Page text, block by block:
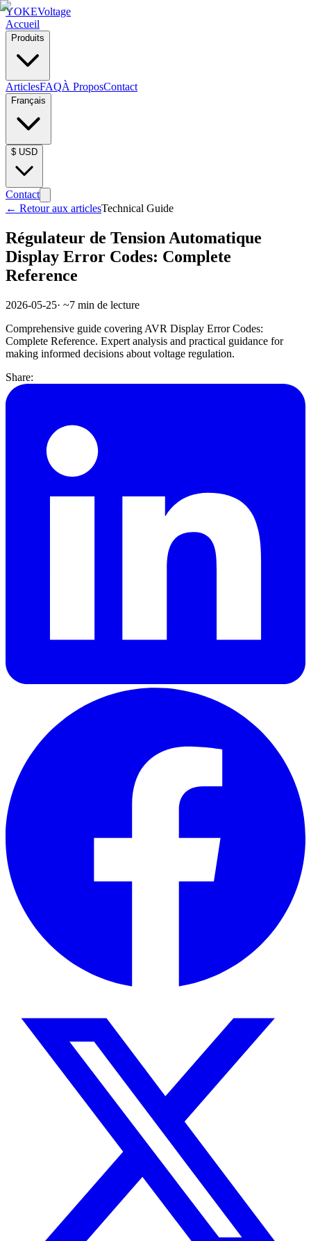
YOKEVoltage
Accueil
Produits
ArticlesFAQÀ ProposContact
Français
$ USD
Contact
← Retour aux articlesTechnical Guide
Régulateur de Tension Automatique
Display Error Codes: Complete
Reference
2026-05-25· ~7 min de lecture
Comprehensive guide covering AVR Display Error Codes:
Complete Reference. Expert analysis and practical guidance for
making informed decisions about voltage regulation.
Share: